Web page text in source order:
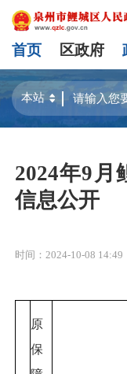
首页 区政府
2024年9月
信息公开
时间：2024-10-08 14:49
原
保